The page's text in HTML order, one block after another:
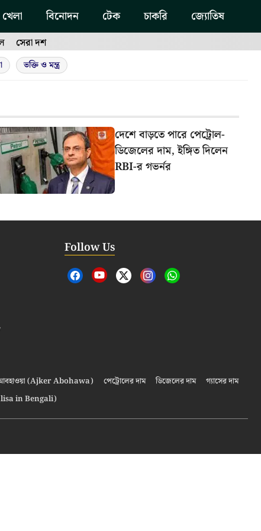
খেলা বিনোদন টেক চাকরি জ্যোতিষ
সেরা দশ
ভক্তি ও মন্ত্র
দেশে বাড়তে পারে পেট্রোল-
ডিজেলের দাম, ইঙ্গিত দিলেন
RBI-র গভর্নর
Follow Us
(Ajker Abohawa) পেট্রোলের দাম ডিজেলের দাম
গ্যাসের দাম
in Bengali)